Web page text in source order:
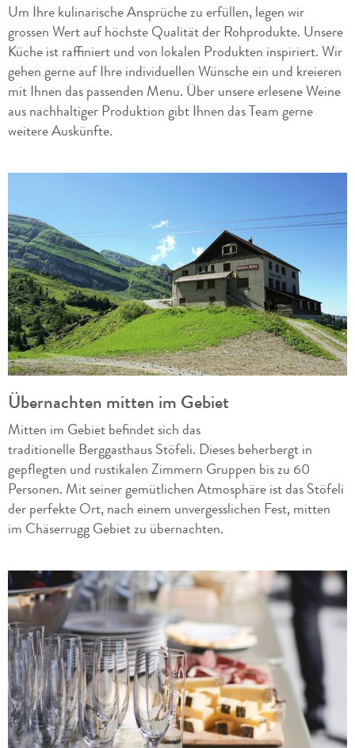
Um Ihre kulinarische Ansprüche zu erfüllen, legen wir
grossen Wert auf höchste Qualität der Rohprodukte. Unsere
Küche ist raffiniert und von lokalen Produkten inspiriert. Wir
gehen gerne auf Ihre individuellen Wünsche ein und kreieren
mit Ihnen das passenden Menu. Über unsere erlesene Weine
aus nachhaltiger Produktion gibt Ihnen das Team gerne
weitere Auskünfte.
Übernachten mitten im Gebiet
Mitten im Gebiet befindet sich das
traditionelle Berggasthaus Stöfeli. Dieses beherbergt in
gepflegten und rustikalen Zimmern Gruppen bis zu 60
Personen. Mit seiner gemütlichen Atmosphäre ist das Stöfeli
der perfekte Ort, nach einem unvergesslichen Fest, mitten
im Chäserrugg Gebiet zu übernachten.